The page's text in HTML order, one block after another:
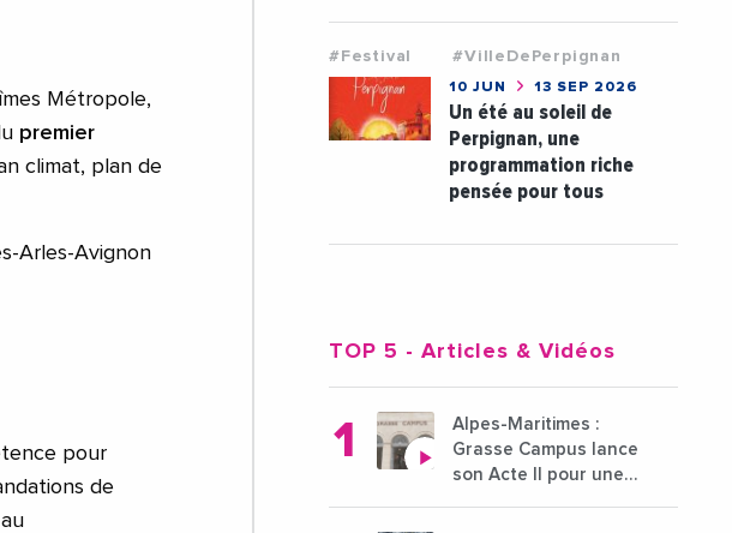
Métropole,
premier
climat, plan de
Arles-Avignon
pour
de
#Festival #VilleDePerpignan
10 JUN 13 SEP 2026
Un été au soleil de
Perpignan, une
programmation riche
pensée pour tous
TOP 5 - Articles & Vidéos
Alpes-Maritimes :
Grasse Campus lance
son Acte II pour une